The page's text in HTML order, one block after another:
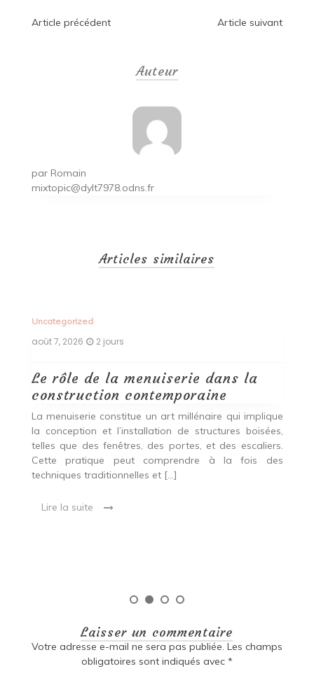
Navigation
Article précédent Article suivant
Auteur
par Romain
mixtopic@dylt7978.odns.fr
Articles similaires
Uncategorized
août 7, 2026 2 jours
Le rôle de la menuiserie dans la
construction contemporaine
La menuiserie constitue un art millénaire qui implique
la conception et l’installation de structures boisées,
telles que des fenêtres, des portes, et des escaliers.
Cette pratique peut comprendre à la fois des
techniques traditionnelles et […]
Lire la suite
Laisser un commentaire
Votre adresse e-mail ne sera pas publiée. Les champs
obligatoires sont indiqués avec *